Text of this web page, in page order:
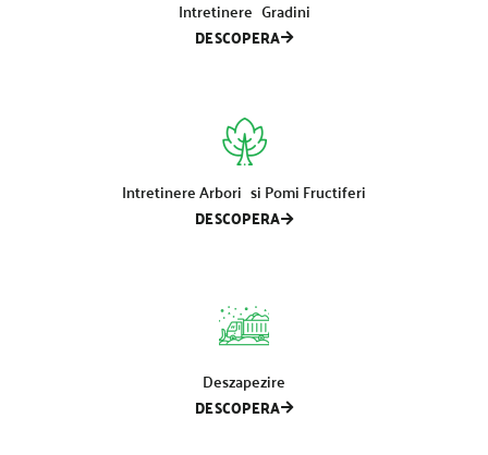
Intretinere Gradini
DESCOPERA
Intretinere Arbori si Pomi Fructiferi
DESCOPERA
Deszapezire
DESCOPERA